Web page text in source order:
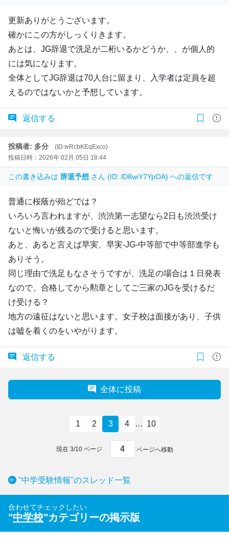
更新ありがとうございます。
確かにこの方がしっくりきます。
あとは、JG辞退で洗足が二桁いるかどうか、、が個人的
には気になります。
全体としてJG辞退は70人台に留まり、入学者は定員を超
えるのではないかと予想しています。
返信する
投稿者: 多分
(ID:wRcbKEqExco)
投稿日時：2026年 02月 05日 18:44
この書き込みは 辞退予想 さん (ID: lD8wiY7YpOA) への返信です
普通に桜蔭が殆どでは？
いろいろ言われますが、渋渋第一志望なら2日も渋渋受け
ないと悔いが残るので受けると思います。
あと、あると言えば早実、早実-JG-中等部で中等部進学も
ありそう。
同じ理由で洗足もなさそうですが、洗足の場合は１日発表
なので、合格してから勲章としてご三家のJGを受けるだ
け受ける？
地方の遠征はないと思います。女子校は面接があり、子供
は嘘を着くのをいやがります。
返信する
全体に投稿
1 2 3 4 … 10
現在 3/10 ページ ページへ移動
"中学受験情報"のスレッド一覧
合わせてチェックしたい
"中学校"カテゴリーの掲示版